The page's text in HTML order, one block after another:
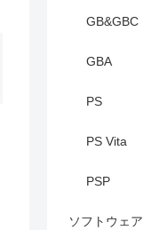
GB&GBC
GBA
PS
PS Vita
PSP
ソフトウェア